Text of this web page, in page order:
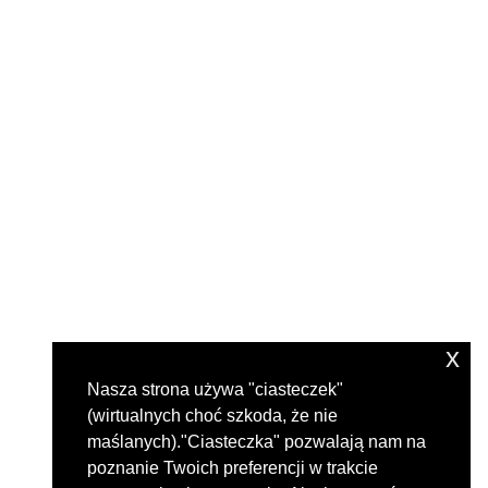
Nasza strona używa "ciasteczek"
(wirtualnych choć szkoda, że nie
maślanych)."Ciasteczka" pozwalają nam na
poznanie Twoich preferencji w trakcie
x